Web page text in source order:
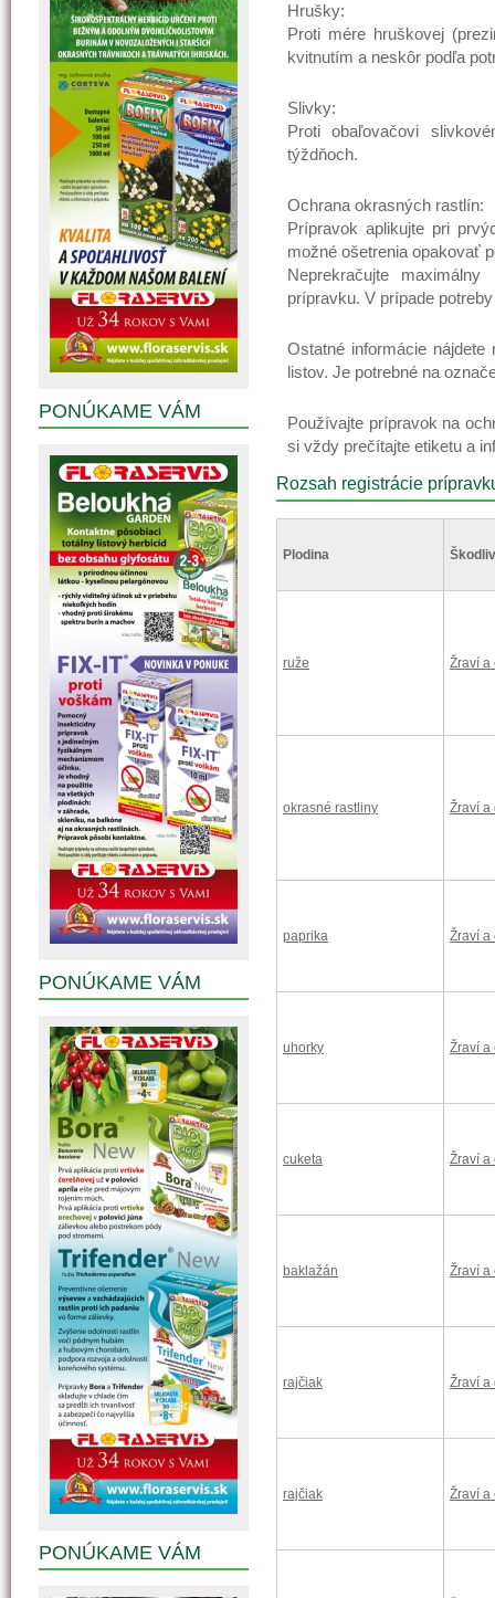
Hrušky:
Proti mére hruškovej
kvitnutím a neskôr podľa
Slivky:
Proti obaľovačovi
týždňoch.
Ochrana okrasných rastlín:
Prípravok aplikujte pri
možné ošetrenia opakovať
Neprekračujte
prípravku. V prípade
Ostatné informácie
listov. Je potrebné na
Používajte prípravok na
si vždy prečítajte etiketu a
Rozsah registrácie
Plodina
ruže Žraví a
okrasné rastliny Žraví a
paprika Žraví a
uhorky Žraví a
cuketa Žraví a
baklažán Žraví a
rajčiak Žraví a
rajčiak Žraví a
PONÚKAME VÁM
PONÚKAME VÁM
PONÚKAME VÁM